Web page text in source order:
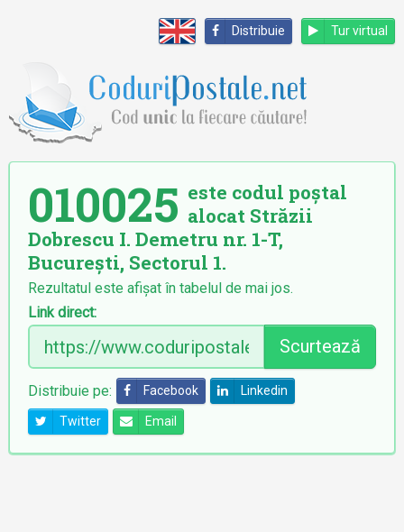
Distribuie Tur virtual
010025 este codul poștal
alocat Străzii
Dobrescu I. Demetru nr. 1-T,
București, Sectorul 1.
Rezultatul este afișat în tabelul de mai jos.
Link direct:
Scurtează
Distribuie pe: Facebook Linkedin
Twitter Email